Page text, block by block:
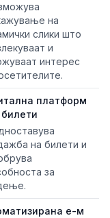
на
слики што
и
интерес
платформ
билети
на билети и
за
е-м